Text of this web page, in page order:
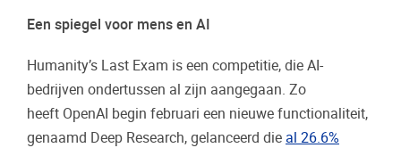
Een spiegel voor mens en AI
Humanity’s Last Exam is een competitie, die AI-
bedrijven ondertussen al zijn aangegaan. Zo
heeft OpenAI begin februari een nieuwe functionaliteit,
genaamd Deep Research, gelanceerd die al 26.6%